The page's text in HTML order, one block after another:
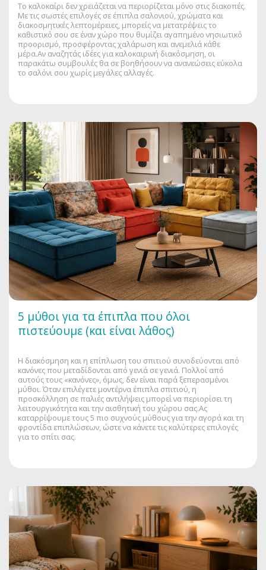
Το καλοκαίρι δεν χρειάζεται να περιορίζεται μόνο στις διακοπές.
Με τις σωστές επιλογές σε έπιπλα σαλονιού, χρώματα και
διακοσμητικές λεπτομέρειες, μπορείς να μετατρέψεις το
καθιστικό σου σε έναν χώρο που θυμίζει αγαπημένο νησιωτικό
προορισμό, προσφέροντας χαλάρωση και ανεμελιά κάθε
μέρα.Αν αναζητάς ιδέες για καλοκαιρινή διακόσμηση, οι
παρακάτω συμβουλές θα σε βοηθήσουν να ανανεώσεις εύκολα
το σαλόνι σου χωρίς μεγάλες αλλαγές.
5 μύθοι για τα έπιπλα που όλοι
πιστεύουμε (και είναι λάθος)
Η διακόσμηση και η επίπλωση του σπιτιού συνοδεύονται από
κανόνες που μεταδίδονται από γενιά σε γενιά. Πολλοί από
αυτούς τους «κανόνες», όμως, δεν είναι παρά ξεπερασμένοι
μύθοι. Όταν επιλέγετε μοντέρνα έπιπλα σπιτιού, η
προσκόλληση σε παλιές αντιλήψεις μπορεί να περιορίσει τη
λειτουργικότητα και την αισθητική του χώρου σας.Ας
καταρρίψουμε τους 5 πιο συχνούς μύθους για την αγορά και τη
φροντίδα επιπλώσεων, ώστε να κάνετε τις καλύτερες επιλογές
για το σπίτι σας.